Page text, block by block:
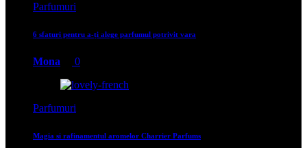
Parfumuri
6 sfaturi pentru a-ți alege parfumul potrivit vara
Mona 0
Parfumuri
Magia si rafinamentul aromelor Charrier Parfums